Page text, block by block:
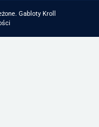
Gabloty Kroll